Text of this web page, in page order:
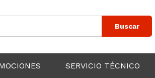
Buscar
SERVICIO TÉCNICO